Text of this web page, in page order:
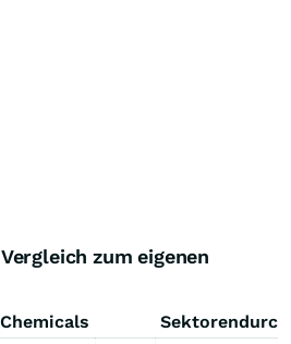
zum eigenen